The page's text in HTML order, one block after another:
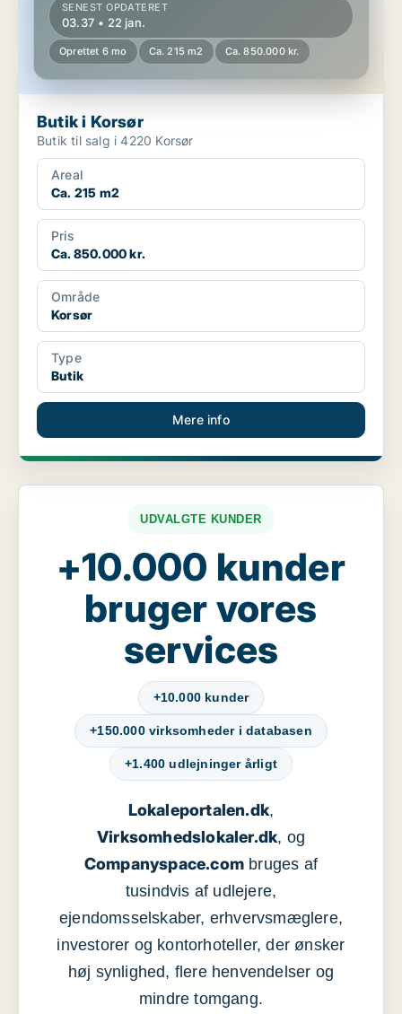
SENEST OPDATERET
03.37 • 22 jan.
Oprettet 6 mo Ca. 215 m2 Ca. 850.000 kr.
Butik i Korsør
Butik til salg i 4220 Korsør
Areal
Ca. 215 m2
Pris
Ca. 850.000 kr.
Område
Korsør
Type
Butik
Mere info
UDVALGTE KUNDER
+10.000 kunder
bruger vores
services
+10.000 kunder
+150.000 virksomheder i databasen
+1.400 udlejninger årligt
Lokaleportalen.dk,
Virksomhedslokaler.dk, og
Companyspace.com bruges af
tusindvis af udlejere,
ejendomsselskaber, erhvervsmæglere,
investorer og kontorhoteller, der ønsker
høj synlighed, flere henvendelser og
mindre tomgang.